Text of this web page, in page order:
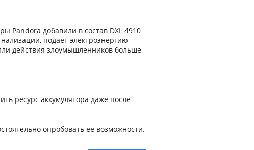
Pandora добавили в состав DXL 4910
подает электроэнергию
действия злоумышленников больше
ресурс аккумулятора даже после
опробовать ее возможности.